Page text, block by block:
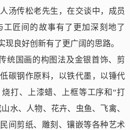
汤传松老先生，在交谈中，成员
匠间的故事有了更加深刻 地 了
良好创新有了更广阔的思路。
统国画的构图法及金银首饰、剪
碳钢作原料，以铁代墨，以锤代
打、上漆蜡、上框等工序和“打
山水、人物、花卉、虫鱼、飞禽、
间剪纸、雕刻、镶嵌等各种艺术